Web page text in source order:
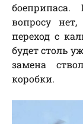
вопросу
переход с
будет столь
замена
коробки.